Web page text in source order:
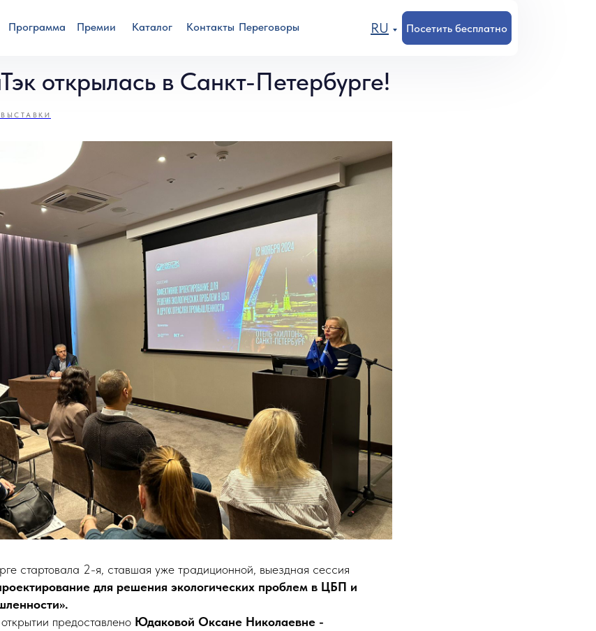
Посетить бесплатно
RU
Программа Премии Каталог Контакты Переговоры
открылась в Санкт-Петербурге!
стартовала 2-я, ставшая уже традиционной, выездная сессия
для решения экологических проблем в ЦБП и
предоставлено Юдаковой Оксане Николаевне -